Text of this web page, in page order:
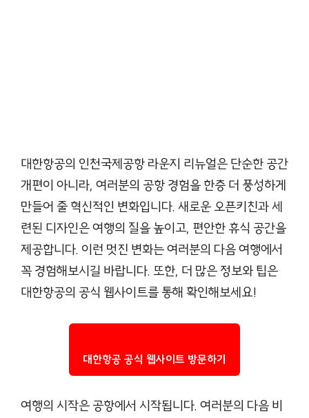
대한항공의 인천국제공항 라운지 리뉴얼은 단순한 공간
개편이 아니라, 여러분의 공항 경험을 한층 더 풍성하게
만들어 줄 혁신적인 변화입니다. 새로운 오픈키친과 세
련된 디자인은 여행의 질을 높이고, 편안한 휴식 공간을
제공합니다. 이런 멋진 변화는 여러분의 다음 여행에서
꼭 경험해보시길 바랍니다. 또한, 더 많은 정보와 팁은
대한항공의 공식 웹사이트를 통해 확인해보세요!
대한항공 공식 웹사이트 방문하기
여행의 시작은 공항에서 시작됩니다. 여러분의 다음 비